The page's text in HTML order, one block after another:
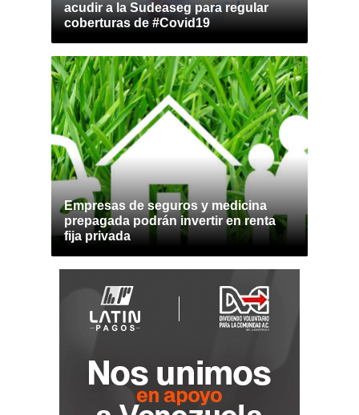
acudir a la Sudeaseg para regular
coberturas de #Covid19
Empresas de seguros y medicina
prepagada podrán invertir en renta
fija privada